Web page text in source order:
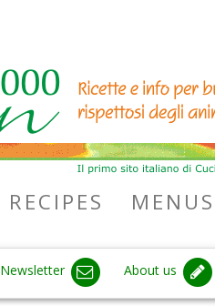
RECIPES MENUS
Newsletter About us